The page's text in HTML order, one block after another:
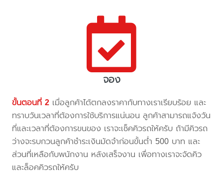
จอง
ขั้นตอนที่ 2 เมื่อลูกค้าได้ตกลงราคากับทางเราเรียบร้อย และ
ทราบวันเวลาที่ต้องการใช้บริการแน่นอน ลูกค้าสามารถแจ้งวัน
ที่และเวลาที่ต้องการขนของ เราจะเช็คคิวรถให้ครับ ถ้ามีคิวรถ
ว่างจะรบกวนลูกค้าชำระเงินมัดจำก่อนขั้นต่ำ 500 บาท และ
ส่วนที่เหลือกับพนักงาน หลังเสร็จงาน เพื่อทางเราจะจัดคิว
และล็อคคิวรถให้ครับ